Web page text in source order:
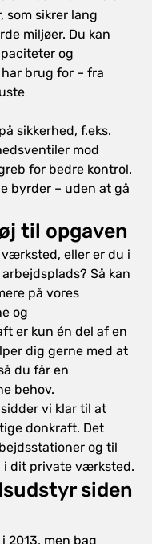
sikrer lang
miljøer. Du kan
og
brug for – fra
sikkerhed, f.eks.
mod
for bedre kontrol.
byrder – uden at gå
til opgaven
eller er du i
Så kan
på vores
og
er kun én del af en
dig gerne med at
du får en
behov.
vi klar til at
donkraft. Det
og til
i dit private værksted.
siden
men bag